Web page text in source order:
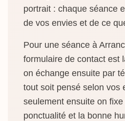
portrait : chaque séance
de vos envies et de ce
Pour une séance à
formulaire de contact est
on échange ensuite par
tout soit pensé selon vos
seulement ensuite on
ponctualité et la bonne